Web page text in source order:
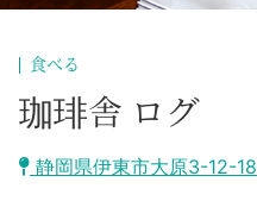
熱海市
沼津市
特集
旅の計画
モデルコース
食べる
珈琲舎 ログ
静岡県伊東市大原3-12-18